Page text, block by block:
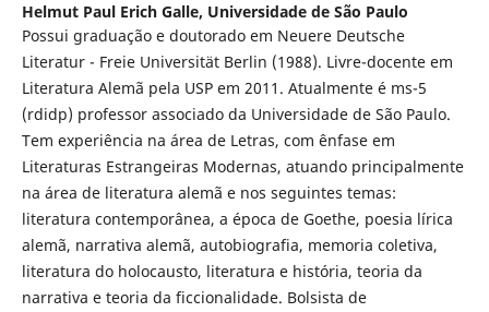
Helmut Paul Erich Galle, Universidade de São Paulo
Possui graduação e doutorado em Neuere Deutsche
Literatur - Freie Universität Berlin (1988). Livre-docente em
Literatura Alemã pela USP em 2011. Atualmente é ms-5
(rdidp) professor associado da Universidade de São Paulo.
Tem experiência na área de Letras, com ênfase em
Literaturas Estrangeiras Modernas, atuando principalmente
na área de literatura alemã e nos seguintes temas:
literatura contemporânea, a época de Goethe, poesia lírica
alemã, narrativa alemã, autobiografia, memoria coletiva,
literatura do holocausto, literatura e história, teoria da
narrativa e teoria da ficcionalidade. Bolsista de